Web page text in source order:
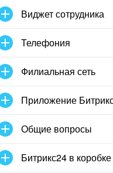
Виджет сотрудника
Телефония
Филиальная сеть
Приложение
Общие вопросы
Битрикс24 в коробке